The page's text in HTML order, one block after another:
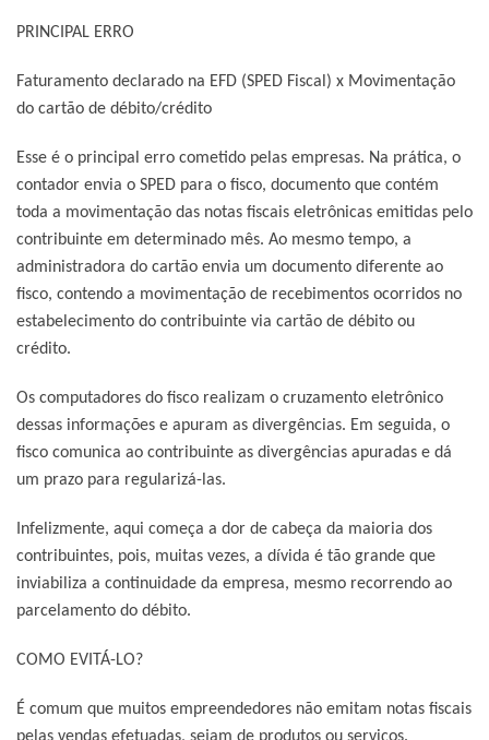
PRINCIPAL ERRO
Faturamento declarado na EFD (SPED Fiscal) x Movimentação
do cartão de débito/crédito
Esse é o principal erro cometido pelas empresas. Na prática, o
contador envia o SPED para o fisco, documento que contém
toda a movimentação das notas fiscais eletrônicas emitidas pelo
contribuinte em determinado mês. Ao mesmo tempo, a
administradora do cartão envia um documento diferente ao
fisco, contendo a movimentação de recebimentos ocorridos no
estabelecimento do contribuinte via cartão de débito ou
crédito.
Os computadores do fisco realizam o cruzamento eletrônico
dessas informações e apuram as divergências. Em seguida, o
fisco comunica ao contribuinte as divergências apuradas e dá
um prazo para regularizá-las.
Infelizmente, aqui começa a dor de cabeça da maioria dos
contribuintes, pois, muitas vezes, a dívida é tão grande que
inviabiliza a continuidade da empresa, mesmo recorrendo ao
parcelamento do débito.
COMO EVITÁ-LO?
É comum que muitos empreendedores não emitam notas fiscais
pelas vendas efetuadas, sejam de produtos ou serviços.